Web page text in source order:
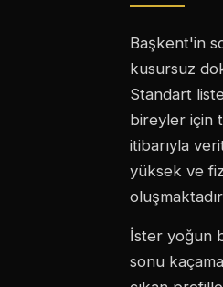
Başkent'in
kusursuz
Standart
bireyler için
itibarıyla
yüksek ve
İster yoğun
sonu